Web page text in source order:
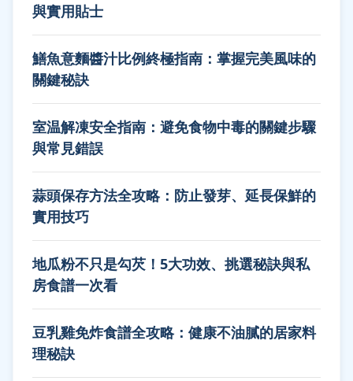
與實用貼士
鱔魚意麵醬汁比例終極指南：掌握完美風味的
關鍵秘訣
室温解凍安全指南：避免食物中毒的關鍵步驟
與常見錯誤
蒜頭保存方法全攻略：防止發芽、延長保鮮的
實用技巧
地瓜粉不只是勾芡！5大功效、挑選秘訣與私
房食譜一次看
豆乳雞免炸食譜全攻略：健康不油膩的居家料
理秘訣